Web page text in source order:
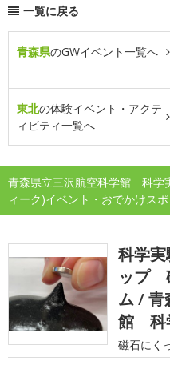
一覧に戻る
青森県のGWイベント一覧へ
東北の体験イベント・アクテ
ィビティ一覧へ
青森県立三沢航空科学館 科学
ィーク)イベント・おでかけスポ
科学
ップ
ム / 青
館 科
磁石にく